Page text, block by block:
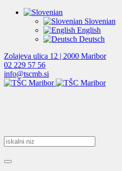
Slovenian
English
Deutsch
Zolajeva ulica 12 | 2000 Maribor
02 229 57 56
info@tscmb.si